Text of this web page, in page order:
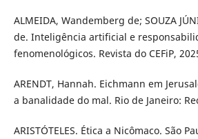
ALMEIDA, Wandemberg de; SOUZA
de. Inteligência artificial e
fenomenológicos. Revista do CEFiP,
ARENDT, Hannah. Eichmann em
a banalidade do mal. Rio de Janeiro:
ARISTÓTELES. Ética a Nicômaco. São